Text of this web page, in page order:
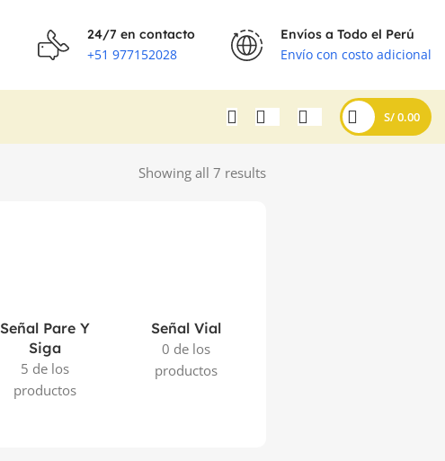
24/7 en contacto
+51 977152028
Envíos a Todo el Perú
Envío con costo adicional
S/0.00
Showing all 7 results
Señal Pare Y
Siga
5 de los
productos
Señal Vial
0 de los
productos